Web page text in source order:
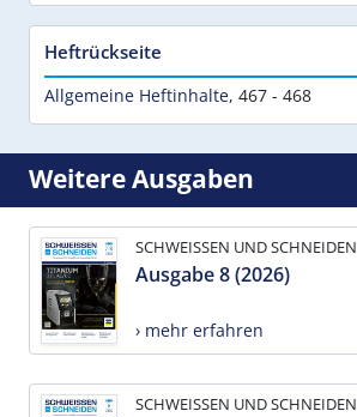
Heftrückseite
Allgemeine Heftinhalte, 467 - 468
Weitere Ausgaben
SCHWEISSEN UND SCHNEIDEN
Ausgabe 8 (2026)
› mehr erfahren
SCHWEISSEN UND SCHNEIDEN